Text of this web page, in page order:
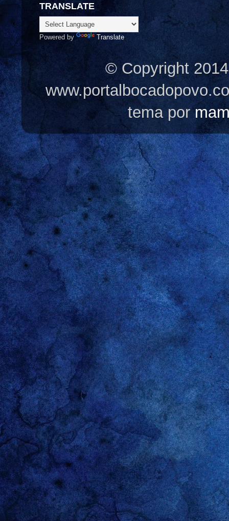
TRANSLATE
Powered by Translate
© Copyright
tema por